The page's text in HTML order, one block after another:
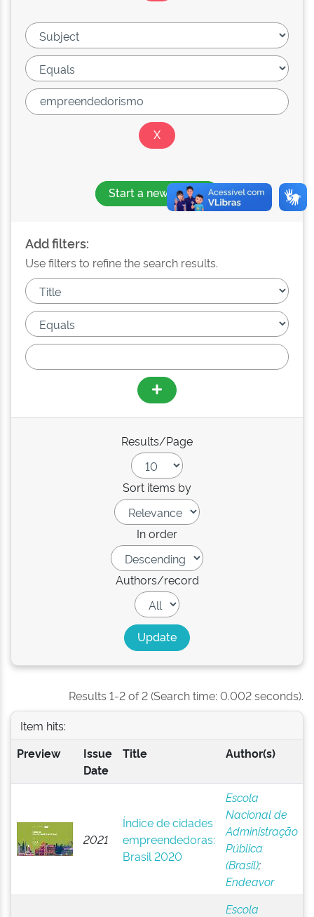
Start a new search
Add filters:
Use filters to refine the search results.
Results/Page
Sort items by
In order
Authors/record
Results 1-2 of 2 (Search time: 0.002 seconds).
Item hits:
Preview
Issue
Date
Title Author(s)
2021
Índice de cidades
empreendedoras:
Brasil 2020
Escola
Nacional de
Administração
Pública
(Brasil);
Endeavor
Escola